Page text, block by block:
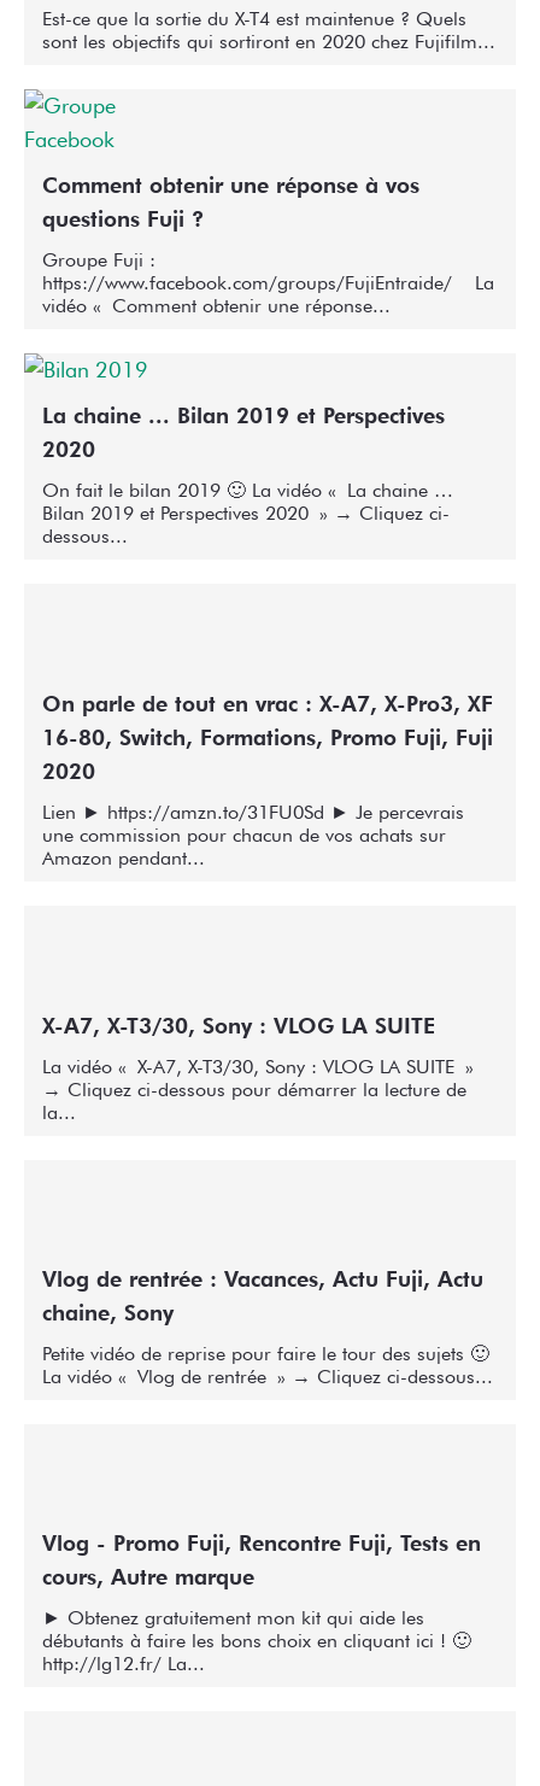
Est-ce que la sortie du X-T4 est maintenue ? Quels
sont les objectifs qui sortiront en 2020 chez Fujifilm...
Comment obtenir une réponse à vos
questions Fuji ?
Groupe Fuji :
https://www.facebook.com/groups/FujiEntraide/ La
vidéo « Comment obtenir une réponse...
La chaine ... Bilan 2019 et Perspectives
2020
On fait le bilan 2019 🙂 La vidéo « La chaine …
Bilan 2019 et Perspectives 2020 » → Cliquez ci-
dessous...
On parle de tout en vrac : X-A7, X-Pro3, XF
16-80, Switch, Formations, Promo Fuji, Fuji
2020
Lien ► https://amzn.to/31FU0Sd ► Je percevrais
une commission pour chacun de vos achats sur
Amazon pendant...
X-A7, X-T3/30, Sony : VLOG LA SUITE
La vidéo « X-A7, X-T3/30, Sony : VLOG LA SUITE »
→ Cliquez ci-dessous pour démarrer la lecture de
la...
Vlog de rentrée : Vacances, Actu Fuji, Actu
chaine, Sony
Petite vidéo de reprise pour faire le tour des sujets 🙂
La vidéo « Vlog de rentrée » → Cliquez ci-dessous...
Vlog - Promo Fuji, Rencontre Fuji, Tests en
cours, Autre marque
► Obtenez gratuitement mon kit qui aide les
débutants à faire les bons choix en cliquant ici ! 🙂
http://lg12.fr/ La...